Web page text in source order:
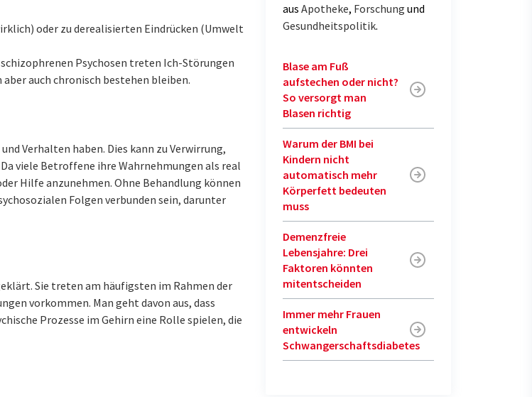
oder zu derealisierten Eindrücken (Umwelt
Psychosen treten Ich-Störungen
auch chronisch bestehen bleiben.
Verhalten haben. Dies kann zu Verwirrung,
viele Betroffene ihre Wahrnehmungen als real
Hilfe anzunehmen. Ohne Behandlung können
Folgen verbunden sein, darunter
Sie treten am häufigsten im Rahmen der
vorkommen. Man geht davon aus, dass
Prozesse im Gehirn eine Rolle spielen, die
aus Apotheke, Forschung und
Gesundheitspolitik.
Blase am Fuß
aufstechen oder nicht?
So versorgt man
Blasen richtig
Warum der BMI bei
Kindern nicht
automatisch mehr
Körperfett bedeuten
muss
Demenzfreie
Lebensjahre: Drei
Faktoren könnten
mitentscheiden
Immer mehr Frauen
entwickeln
Schwangerschaftsdiabetes